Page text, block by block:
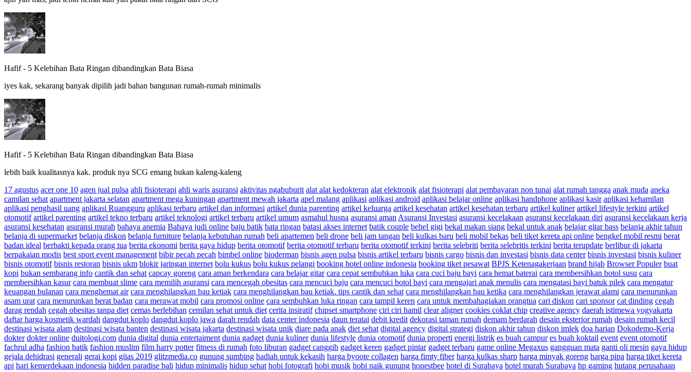
Hafif- 5 Kelebihan Bata Ringan dibandingkan Bata Biasa
iyes kak, sekarang banyak dipilih jadi bahan bangunan rumah-rumah minimalis
Hafif- 5 Kelebihan Bata Ringan dibandingkan Bata Biasa
lebih baik kualitasnya kak. produk nya SCG emang bukan kaleng-kaleng
17 agustus acer one 10 agen jual pulsa ahli fisioterapi ahli waris asuransi aktivitas ngabuburit alat alat kedokteran alat elektronik alat fisioterapi alat pembayaran non tunai alat rumah tangga anak muda aneka
camilan sehat apartment jakarta selatan apartment mega kuningan apartment mewah jakarta apel malang aplikasi aplikasi android aplikasi belajar online aplikasi handphone aplikasi kasir aplikasi kehamilan
aplikasi penghasil uang aplikasi Ruangguru aplikasi terbaru artikel dan informasi artikel dunia parenting artikel keluarga artikel kesehatan artikel kesehatan terbaru artikel kuliner artikel lifestyle terkini artikel
otomotif artikel parenting artikel tekno terbaru artikel teknologi artikel terbaru artikel umum asmahul husna asuransi aman Asuransi Investasi asuransi kecelakaan asuransi kecelakaan diri asuransi kecelakaan kerja
asuransi kesehatan asuransi murah bahaya anemia Bahaya judi online baju batik bata ringan batasi akses internet batik couple behel gigi bekal makan siang bekal untuk anak belajar gitar bass belanja akhir tahun
belanja di supermarket belanja diskon belanja furniture belanja kebutuhan rumah beli apartemen beli drone beli jam tangan beli kulkas baru beli mobil bekas beli tiket kereta api online bengkel mobil resmi berat
badan ideal berbakti kepada orang tua berita ekonomi berita gaya hidup berita otomotif berita otomotif terbaru berita otomotif terkini berita selebriti berita selebritis terkini berita terupdate berlibur di jakarta
berpakaian modis best sport event management bibir pecah pecah bimbel online bioderman bisnis agen pulsa bisnis artikel terbaru bisnis cargo bisnis dan investasi bisnis data center bisnis investasi bisnis kuliner
bisnis otomotif bisnis restoran bisnis ukm blokir jaringan internet bolu kukus bolu kukus pelangi booking hotel online indonesia booking tiket pesawat BPJS Ketenagakerjaan brand hijab Browser Populer buat
kopi bukan sembarang info cantik dan sehat capcay goreng cara aman berkendara cara belajar gitar cara cepat sembuhkan luka cara cuci baju bayi cara hemat baterai cara membersihkan botol susu cara
membersihkan kasur cara membuat slime cara memilih asuransi cara mencegah obesitas cara mencuci baju cara mencuci botol bayi cara mengajari anak menulis cara mengatasi bayi batuk pilek cara mengatur
keuangan bulanan cara menghemat air cara menghilangkan bau ketiak cara menghilangkan bau ketiak. tips cantik dan sehat cara menghilangkan bau ketika cara menghilangkan jerawat alami cara menurunkan
asam urat cara menurunkan berat badan cara merawat mobil cara promosi online cara sembuhkan luka ringan cara tampil keren cara untuk membahagiakan orangtua cari diskon cari sponsor cat dinding cegah
darag rendah cegah obesitas tanpa diet cemas berlebihan cemilan sehat untuk diet cerita insiratif chipset smartphone ciri ciri hamil clear aligner cookies coklat chip creative agency daerah istimewa yogyakarta
daftar harga kosmetik wardah dangdut koplo dangdut koplo jawa darah rendah data center indonesia daun teratai debit kredit dekorasi taman rumah demam berdarah desain eksterior rumah desain rumah kecil
destinasi wisata alam destinasi wisata banten destinasi wisata jakarta destinasi wisata unik diare pada anak diet sehat digital agency digital strategi diskon akhir tahun diskon imlek doa harian Dokodemo-Kerja
dokter dokter online duitologi.com dunia digital dunia entertaiment dunia gadget dunia kuliner dunia lifestyle dunia otomotif dunia properti energi listrik es buah campur es buah koktail event event otomotif
fachrul adha fashion batik fashion muslim film harry potter fitness di rumah foto liburan gadget canggih gadget keren gadget pintar gadget terbaru game online Megaxus gangguan mata ganti oli mesin gaya hidup
gejala dehidrasi generali gerai kopi giias 2019 glitzmedia.co gunung sumbing hadiah untuk kekasih harga byoote collagen harga fimty fiber harga kulkas sharp harga minyak goreng harga pipa harga tiket kereta
api hari kemerdekaan indonesia hidden paradise bali hidup minimalis hidup sehat hobi fotografi hobi musik hobi naik gunung honestbee hotel di Surabaya hotel murah Surabaya hp gaming hutang perusahaan